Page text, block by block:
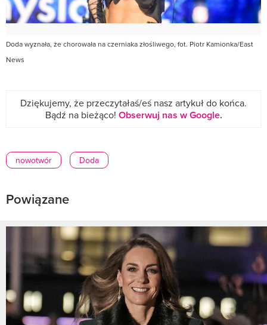
Doda wyznała, że chorowała na czerniaka złośliwego, fot. Piotr Kamionka/East
News
Dziękujemy, że przeczytałaś/eś nasz artykuł do końca.
Bądź na bieżąco! Obserwuj nas w Google.
nowotwór Doda
Powiązane